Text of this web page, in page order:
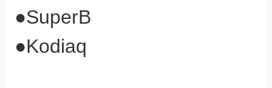
●SuperB
●Kodiaq